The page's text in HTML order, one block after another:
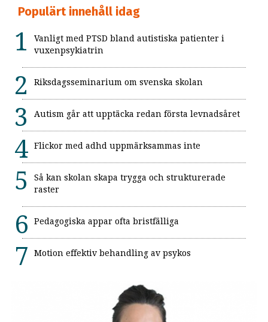
Populärt innehåll idag
Vanligt med PTSD bland autistiska patienter i
vuxenpsykiatrin
Riksdagsseminarium om svenska skolan
Autism går att upptäcka redan första levnadsåret
Flickor med adhd uppmärksammas inte
Så kan skolan skapa trygga och strukturerade
raster
Pedagogiska appar ofta bristfälliga
Motion effektiv behandling av psykos